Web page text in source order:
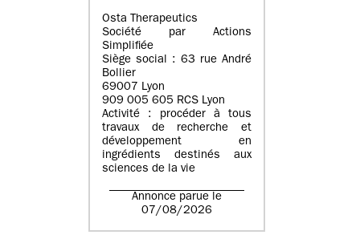
Osta Therapeutics
Société par Actions
Simplifiée
Siège social : 63 rue André
Bollier
69007 Lyon
909 005 605 RCS Lyon
Activité : procéder à tous
travaux de recherche et
développement en
ingrédients destinés aux
sciences de la vie
Annonce parue le
07/08/2026